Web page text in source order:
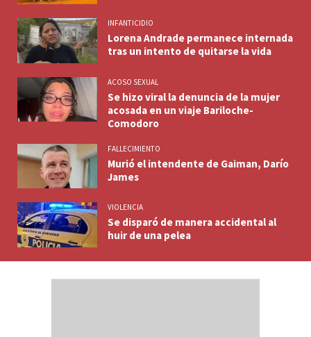
INFANTICIDIO
Lorena Andrade permanece internada
tras un intento de quitarse la vida
ACOSO SEXUAL
Se hizo viral la denuncia de la mujer
acosada en un viaje Bariloche-
Comodoro
FALLECIMIENTO
Murió el intendente de Gaiman, Darío
James
VIOLENCIA
Se disparó de manera accidental al
huir de una pelea